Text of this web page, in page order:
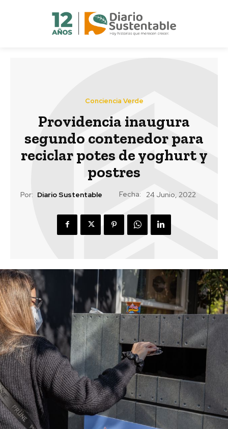
Conciencia Verde
Providencia inaugura
segundo contenedor para
reciclar potes de yoghurt y
postres
Por: Diario Sustentable Fecha: 24 Junio, 2022